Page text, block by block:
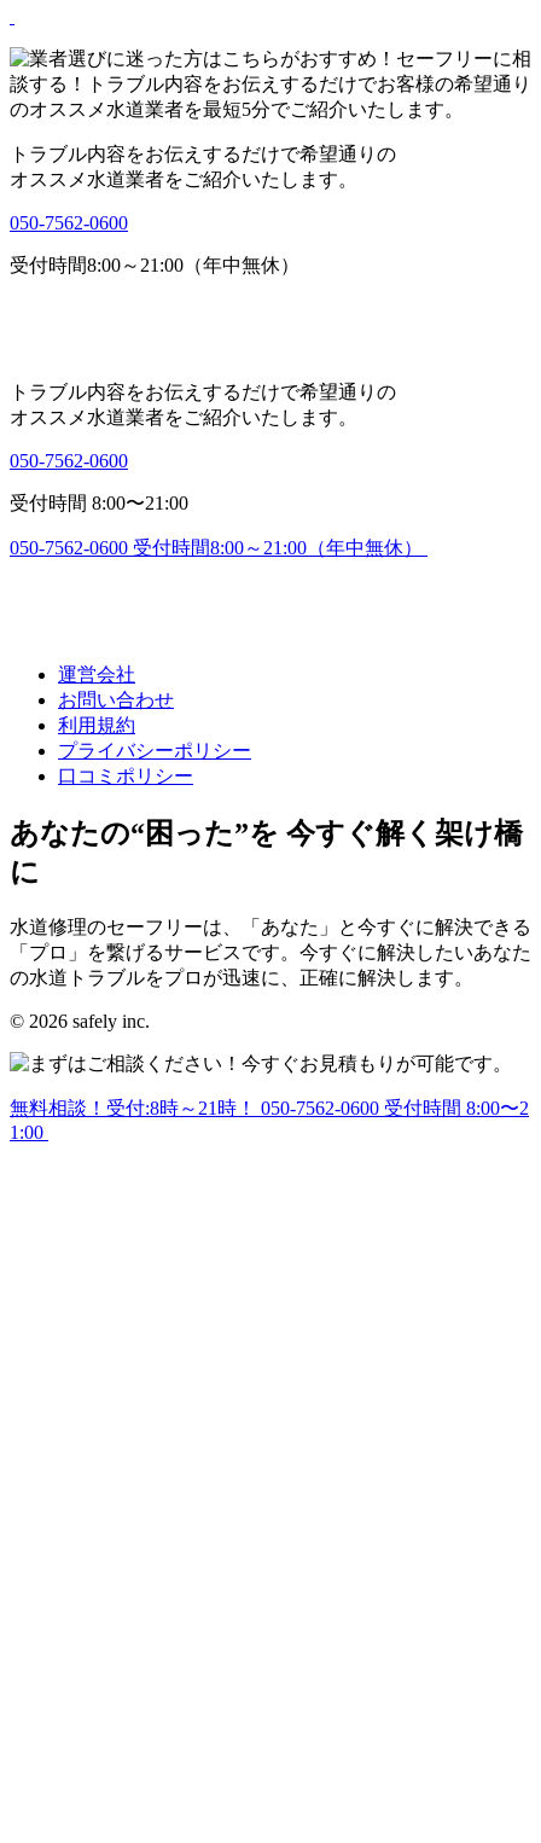
トラブル内容をお伝えするだけで希望通りの
オススメ水道業者をご紹介いたします。
050-7562-0600
受付時間8:00～21:00（年中無休）
トラブル内容をお伝えするだけで希望通りの
オススメ水道業者をご紹介いたします。
050-7562-0600
受付時間 8:00〜21:00
050-7562-0600 受付時間8:00～21:00（年中無休）
運営会社
お問い合わせ
利用規約
プライバシーポリシー
口コミポリシー
あなたの“困った”を 今すぐ解く架け橋
に
水道修理のセーフリーは、「あなた」と今すぐに解決できる
「プロ」を繋げるサービスです。今すぐに解決したいあなた
の水道トラブルをプロが迅速に、正確に解決します。
© 2026 safely inc.
無料相談！受付:8時～21時！ 050-7562-0600 受付時間 8:00〜2
1:00